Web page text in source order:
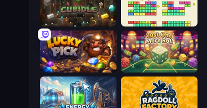
Cubidle Idle Breakout
Lucky Pick Just One More Roll